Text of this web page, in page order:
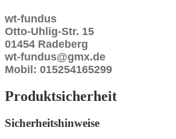
wt-fundus
Otto-Uhlig-Str. 15
01454 Radeberg
wt-fundus@gmx.de
Mobil: 015254165299
Produktsicherheit
Sicherheitshinweise